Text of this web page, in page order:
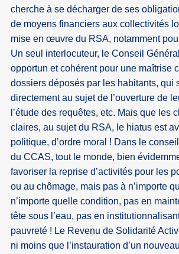
cherche à se décharger de ses
de moyens financiers aux collectivités
mise en œuvre du RSA, notamment
Un seul interlocuteur, le Conseil
opportun et cohérent pour une maîtrise
dossiers déposés par les habitants, qui
directement au sujet de l’ouverture de
l’étude des requêtes, etc. Mais que les
claires, au sujet du RSA, le hiatus est
politique, d’ordre moral ! Dans le
du CCAS, tout le monde, bien
favoriser la reprise d’activités pour les
ou au chômage, mais pas à n’importe
n’importe quelle condition, pas en
tête sous l’eau, pas en
pauvreté ! Le Revenu de Solidarité
ni moins que l’instauration d’un